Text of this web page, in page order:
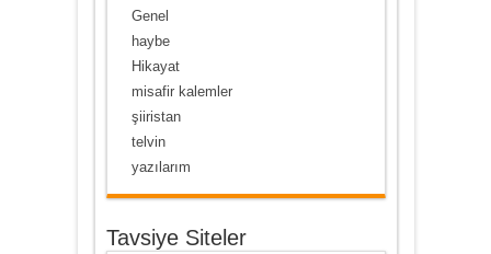
Genel
haybe
Hikayat
misafir kalemler
şiiristan
telvin
yazılarım
Tavsiye Siteler